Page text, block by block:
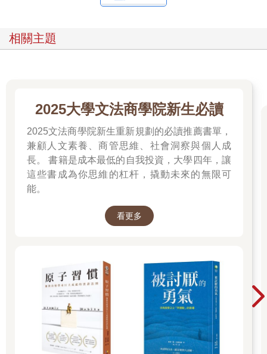
年”、“悼伊拉克人民陷入美帝殖民統治一周年”、“黃四升級”……，
五十已完成”。
其實張大有一位現在進行時的女友，是個ABC，Blanche Tam，
晚我也忝在，見她腰肢輕盈，跳得一腳好舞，惟是一頭碎發染成
令孔雀也自愧弗如的斑斕顏色，短短的褶襇五彩衫，長度尚未抵
達肚臍。明顯她是兩廣後裔，有著光麗的瓜子臉，層次分明的眉
和眼，膚色偏深。難為她還記得自己姓譚，抑或田――兩者必居
其一，她自己也未能鑿說；但我們請教中文芳名時，她認真思索
有頃，在我手心寫了一個草字頭，然後咬著食指，文思竭涸。
譯成英文，故此放棄了對B.T.的追求。
男輪女黃衣踞坐，人手一燭，三大長隊蜿蜒一字排開，真是好不
齊整！英文大字報打滿牆頭街頭……幾個白人條子，煞不耐煩地
驅趕好奇的行人，腰間的步話機嗞嗞做響……
通常我的原則是不語怪力亂神，不批評我所不理解的事情，至此
也不免一面掉車頭，一面喃喃兩句國罵。真是糜費人力，誤導眾
生；更何況在人家的地界上，何苦來讓友邦人士，莫名驚詫？
相關主題
2025大學文法商學院新生必讀
2025文法商學院新生重新規劃的必讀推薦書單，
兼顧人文素養、商管思維、社會洞察與個人成
長。 書籍是成本最低的自我投資，大學四年，讓
這些書成為你思維的杠杆，撬動未來的無限可
能。
看更多